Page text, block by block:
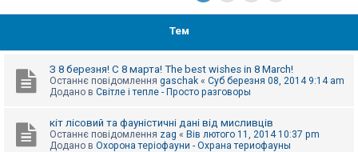
я
е
и
з
Тем
З 8 березня! С 8 марта! The best wishes in 8 March!
Останнє повідомлення gaschak « Суб березня 08, 2014 9:14 am
Додано в Світле і тепле - Просто разговоры
кіт лісовий та фауністичні дані від мисливців
Останнє повідомлення zag « Вів лютого 11, 2014 10:37 pm
Додано в Охорона теріофауни - Охрана териофауны